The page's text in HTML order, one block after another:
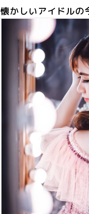
懐かしいアイドルの